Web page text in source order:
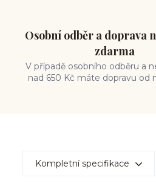
Osobní odběr a doprava
zdarma
V případě osobního odběru a
nad 650 Kč máte dopravu od
Kompletní specifikace